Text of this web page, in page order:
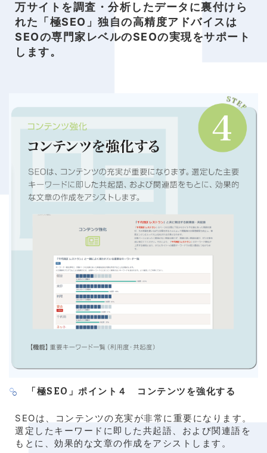
万サイトを調査・分析したデータに裏付けら
れた「極SEO」独自の高精度アドバイスは
SEOの専門家レベルのSEOの実現をサポート
します。
「極SEO」ポイント４ コンテンツを強化する
SEOは、コンテンツの充実が非常に重要になります。
選定したキーワードに即した共起語、および関連語を
もとに、効果的な文章の作成をアシストします。